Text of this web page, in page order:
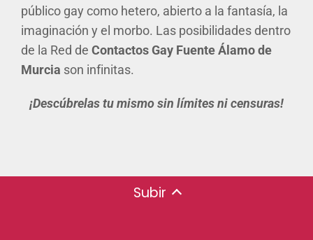
público gay como hetero, abierto a la fantasía, la
imaginación y el morbo. Las posibilidades dentro
de la Red de Contactos Gay Fuente Álamo de
Murcia son infinitas.
¡Descúbrelas tu mismo sin límites ni censuras!
Subir